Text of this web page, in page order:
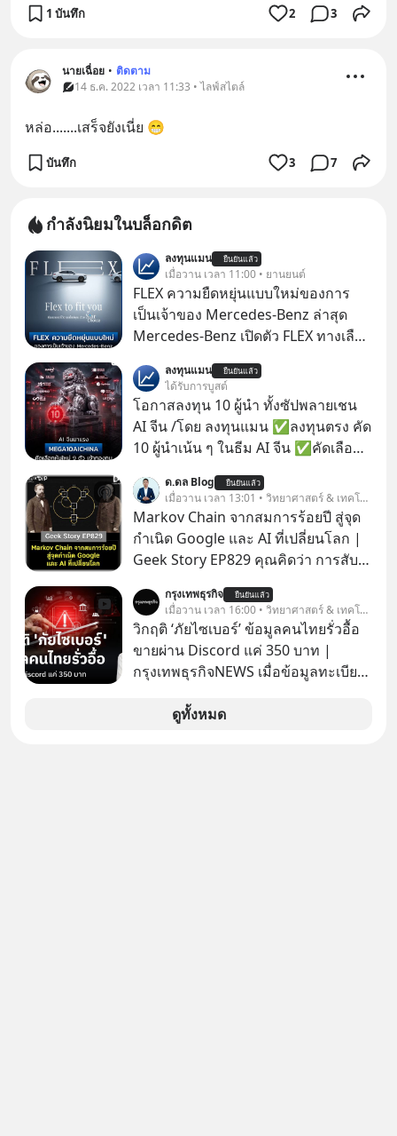
1 บันทึก 2 3
นายเฉื่อย • ติดตาม
14 ธ.ค. 2022 เวลา 11:33 • ไลฟ์สไตล์
หล่อ.......เสร็จยังเนี่ย 😁
บันทึก 3 7
กำลังนิยมในบล็อกดิต
ลงทุนแมน ยืนยันแล้ว
เมื่อวาน เวลา 11:00 • ยานยนต์
FLEX ความยืดหยุ่นแบบใหม่ของการ
เป็นเจ้าของ Mercedes-Benz ล่าสุด
Mercedes-Benz เปิดตัว FLEX ทางเลือก
“Flex to Fit You ยืดได้ตามสไตล์คุณ
ด้วย StarChoice” ตอบโจทย์ Lifestyle
การเป็นเจ้าของรถที่ออกแบบการเงินได้
เอง ครบสัญญาจะผ่อนต่อ คืนรถ หรือ
ซื้อขาดก็ได้ เช่น
ลงทุนแมน ยืนยันแล้ว
ได้รับการบูสต์
โอกาสลงทุน 10 ผู้นำ ทั้งซัปพลายเชน
AI จีน /โดย ลงทุนแมน ✅ลงทุนตรง คัด
10 ผู้นำเน้น ๆ ในธีม AI จีน ✅คัดเลือก
เจ้าของผู้นำ AI จีน ตั้งแต่โรงงานผลิตชิป
หน่วยความจำ โมเดล AI ยันหุ่นยนต์
✅ได้การรับยกเว้นภาษี Capital Gain
ตามกฎหมายภาษีของประเทศไทย
ด.ดล Blog ยืนยันแล้ว
เมื่อวาน เวลา 13:01 • วิทยาศาสตร์ & เทคโนโลยี
Markov Chain จากสมการร้อยปี สู่จุด
กำเนิด Google และ AI ที่เปลี่ยนโลก |
Geek Story EP829 คุณคิดว่า การสับ
นิวเคลียร์ อัลกอริทึมของ Google ที่ใช้
โค่นล้มแชมป์เก่าอย่าง Yahoo และ
ความฉลาดของ AI ในปัจจุบัน มีอะไรที่
เหมือนกัน? เชื่อหรือไม่ว่า สิ่งเปลี่ยนโลก
ทั้งหมดนี้ ล้วนมีจุดเริ่มต้นมาจาก “การ
ทะเลาะกัน” ของนักคณิตศาสตร์ชาว
รัสเซียสองคนเมื่อกว่าร้อยปีก่อน! จาก
กรุงเทพธุรกิจ ยืนยันแล้ว
เมื่อวาน เวลา 16:00 • วิทยาศาสตร์ & เทคโนโลยี
วิกฤติ ‘ภัยไซเบอร์’ ข้อมูลคนไทยรั่วอื้อ
ขายผ่าน Discord แค่ 350 บาท |
กรุงเทพธุรกิจNEWS เมื่อข้อมูลทะเบียน
ในมือมิจฉาชีพ และถูกขายในตลาดมืด
ดูทั้งหมด